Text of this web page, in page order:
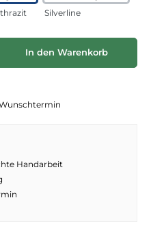
Silverline
Wert ein oder benutze die
In den Warenkorb
Handarbeit